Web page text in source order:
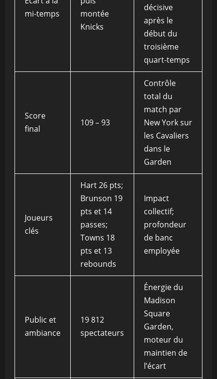
mi-temps
montée
Knicks
décisive
après le
début du
troisième
quart-temps
Score
final
109 – 93
Contrôle
total du
match par
New York sur
les Cavaliers
dans le
Garden
Joueurs
clés
Hart 26 pts;
Brunson 19
pts et 14
passes;
Towns 18
pts et 13
rebounds
Impact
collectif;
profondeur
de banc
employée
Public et
ambiance
19 812
spectateurs
Énergie du
Madison
Square
Garden,
moteur du
maintien de
l’écart